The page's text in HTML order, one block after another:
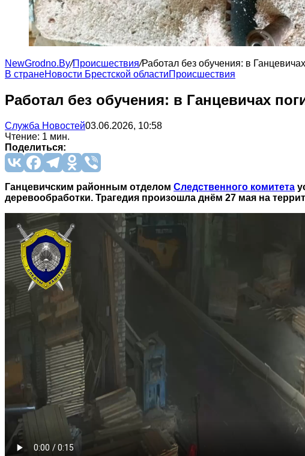
NewGrodno.By/Происшествия/Работал без обучения: в
В странеНовости Брестской областиПроисшествия
Работал без обучения: в Ганцевичах
Служба Новостей03.06.2026, 10:58
Чтение: 1 мин.
Поделиться:
Ганцевичским районным отделом Следственного комитета
деревообработки. Трагедия произошла днём 27 мая на